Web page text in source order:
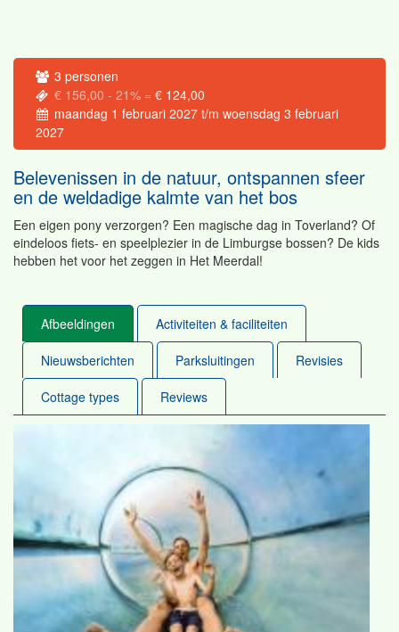
3 personen
€ 156,00 - 21% = € 124,00
maandag 1 februari 2027 t/m woensdag 3 februari
2027
Belevenissen in de natuur, ontspannen sfeer
en de weldadige kalmte van het bos
Een eigen pony verzorgen? Een magische dag in Toverland? Of
eindeloos fiets- en speelplezier in de Limburgse bossen? De kids
hebben het voor het zeggen in Het Meerdal!
Afbeeldingen Activiteiten & faciliteiten
Nieuwsberichten Parksluitingen Revisies
Cottage types Reviews